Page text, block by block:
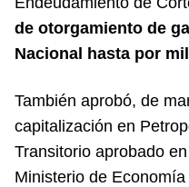
de otorgamiento de
Nacional hasta por
También aprobó, de
capitalización en
Transitorio aprobado
Ministerio de